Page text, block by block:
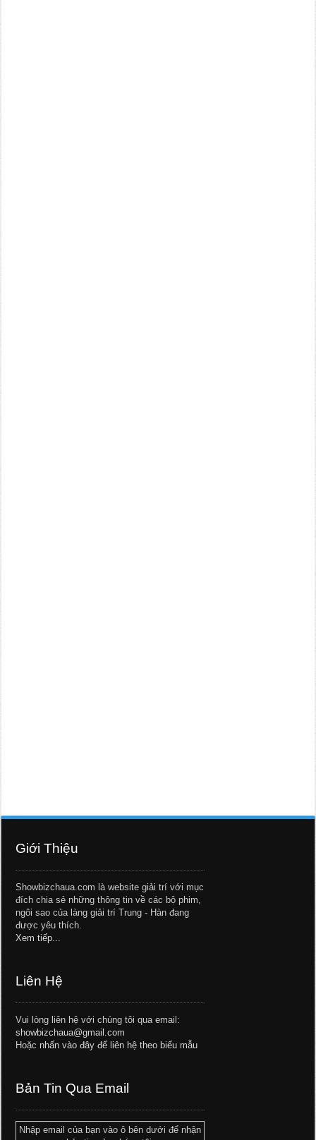
Giới Thiệu
Showbizchaua.com là website giải trí với mục
đích chia sẻ những thông tin về các bộ phim,
ngôi sao của làng giải trí Trung - Hàn đang
được yêu thích.
Xem tiếp...
Liên Hệ
Vui lòng liên hệ với chúng tôi qua email:
showbizchaua@gmail.com
Hoặc nhấn vào đây để liên hệ theo biểu mẫu
Bản Tin Qua Email
Nhập email của bạn vào ô bên dưới để nhận